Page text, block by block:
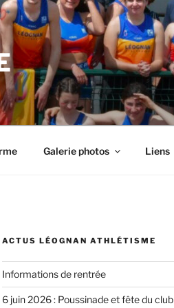
Galerie photos Liens
ACTUS LÉOGNAN ATHLÉTISME
Informations de rentrée
6 juin 2026 : Poussinade et fête du club